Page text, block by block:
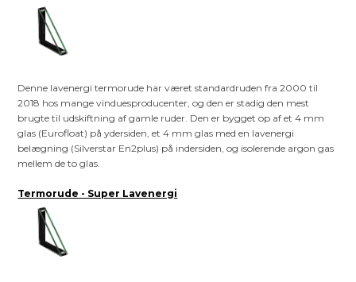
Denne lavenergi termorude har været standardruden fra 2000 til
2018 hos mange vinduesproducenter, og den er stadig den mest
brugte til udskiftning af gamle ruder. Den er bygget op af et 4 mm
glas (Eurofloat) på ydersiden, et 4 mm glas med en lavenergi
belægning (Silverstar En2plus) på indersiden, og isolerende argon gas
mellem de to glas.
Termorude - Super Lavenergi